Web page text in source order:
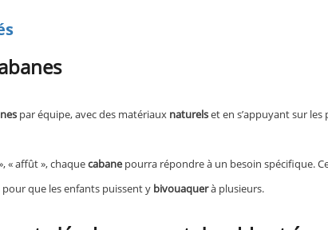
par équipe, avec des matériaux naturelset en s’appuyant sur
« affût », chaquecabanepourra répondre à un besoin spécifique.
que les enfants puissent y bivouaquerà plusieurs.